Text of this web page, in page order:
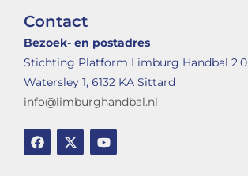
Contact
Bezoek- en postadres
Stichting Platform Limburg Handbal 2.0
Watersley 1, 6132 KA Sittard
info@limburghandbal.nl